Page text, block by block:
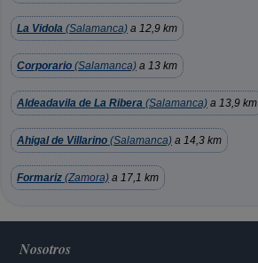
La Vidola (Salamanca) a 12,9 km
Corporario (Salamanca) a 13 km
Aldeadavila de La Ribera (Salamanca) a 13,9 km
Ahigal de Villarino (Salamanca) a 14,3 km
Formariz (Zamora) a 17,1 km
Nosotros